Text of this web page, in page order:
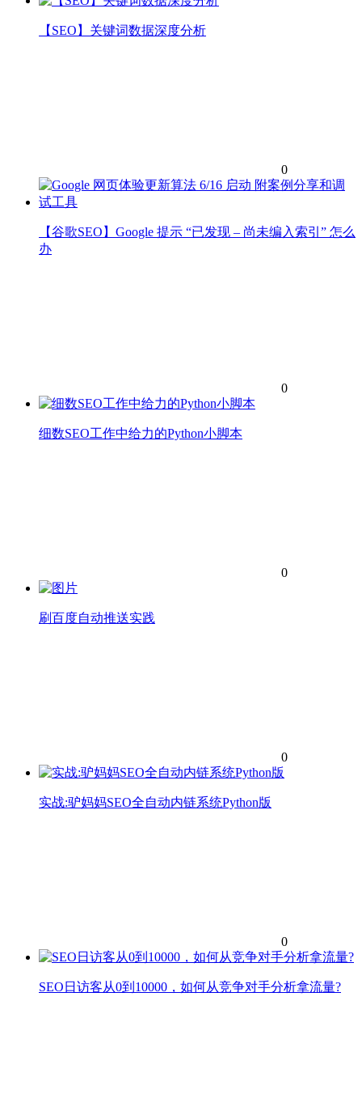
【SEO】关键词数据深度分析
0
【谷歌SEO】Google 提示 “已发现 – 尚未编入索引” 怎么
办
0
细数SEO工作中给力的Python小脚本
0
刷百度自动推送实践
0
实战:驴妈妈SEO全自动内链系统Python版
0
SEO日访客从0到10000，如何从竞争对手分析拿流量?